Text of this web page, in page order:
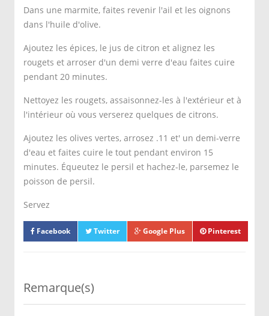
Dans une marmite, faites revenir l'ail et les oignons
dans l'huile d'olive.
Ajoutez les épices, le jus de citron et alignez les
rougets et arroser d'un demi verre d'eau faites cuire
pendant 20 minutes.
Nettoyez les rougets, assaisonnez-les à l'extérieur et à
l'intérieur où vous verserez quelques de citrons.
Ajoutez les olives vertes, arrosez .11 et' un demi-verre
d'eau et faites cuire le tout pendant environ 15
minutes. Équeutez le persil et hachez-le, parsemez le
poisson de persil.
Servez
Facebook Twitter Google Plus Pinterest
Remarque(s)